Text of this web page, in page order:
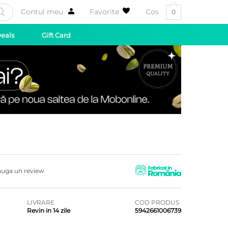
Contul meu Favorite Cos 0
Gift Card
un review
LIVRARE
Revin in 14 zile
COD PRODUS
5942661006739